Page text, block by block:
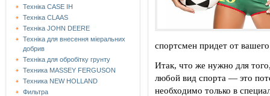
Техніка CASE IH
Техніка CLAAS
Техніка JOHN DEERE
Техніка для внесення міеральних
добрив
Техніка для обробітку грунту
Техника MASSEY FERGUSON
Техника NEW HOLLAND
Фильтра
спортсмен придет от
Итак, что же нужно для
любой вид спорта — это
необходимо только в